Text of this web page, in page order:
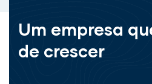
Um empresa
de crescer